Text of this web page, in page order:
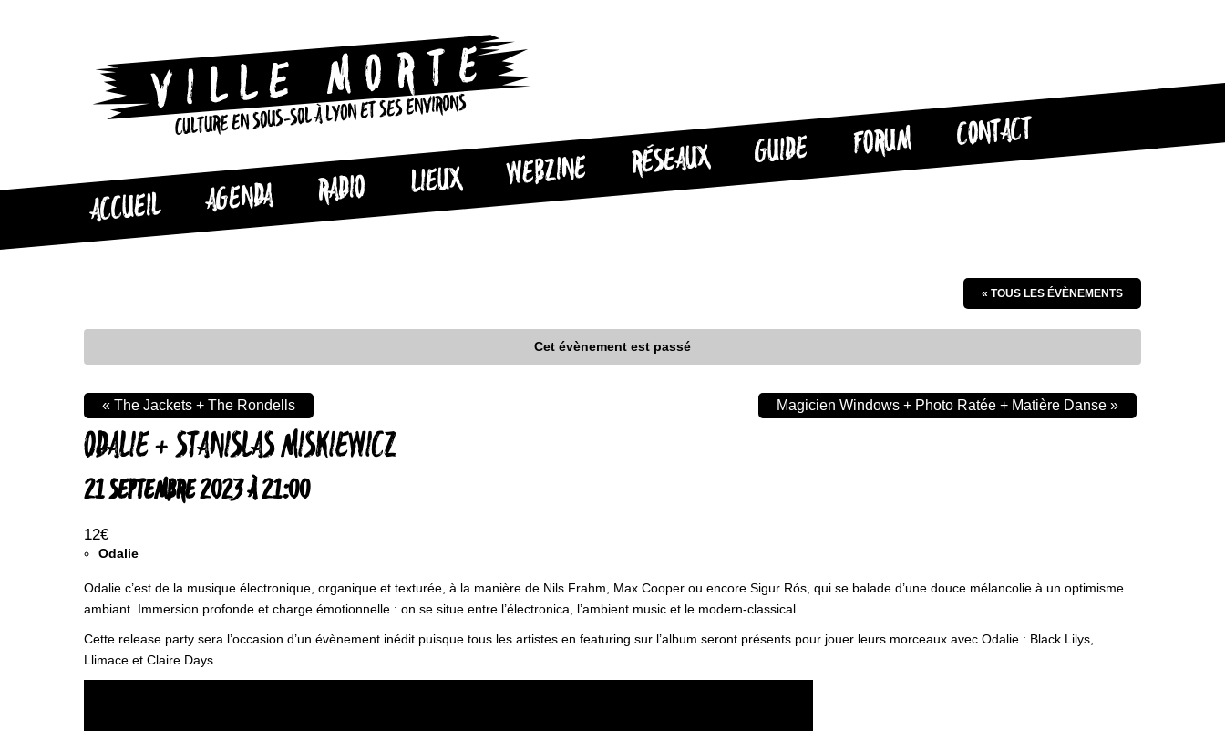
CULTURE EN SOUS-SOL À LYON ET SES ENVIRONS
ACCUEIL AGENDA RADIO LIEUX WEBZINE RÉSEAUX GUIDE FORUM CONTACT
« TOUS LES ÉVÈNEMENTS
Cet évènement est passé
ODALIE + STANISLAS MISKIEWICZ
21 SEPTEMBRE 2023 À 21:00
12€
« The Jackets + The Rondells Magicien Windows + Photo Ratée + Matière Danse »
Odalie
Odalie c’est de la musique électronique, organique et texturée, à la manière de Nils Frahm, Max Cooper ou encore Sigur Rós, qui se balade d’une douce mélancolie à un optimisme
ambiant. Immersion profonde et charge émotionnelle : on se situe entre l’électronica, l’ambient music et le modern-classical.
Cette release party sera l’occasion d’un évènement inédit puisque tous les artistes en featuring sur l’album seront présents pour jouer leurs morceaux avec Odalie : Black Lilys,
Llimace et Claire Days.